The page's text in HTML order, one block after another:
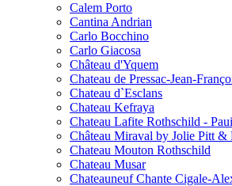
Calem Porto
Cantina Andrian
Carlo Bocchino
Carlo Giacosa
Château d'Yquem
Chateau de Pressac-Jean-
Chateau d`Esclans
Chateau Kefraya
Chateau Lafite Rothschild -
Château Miraval by Jolie Pitt &
Chateau Mouton Rothschild
Chateau Musar
Chateauneuf Chante Cigale-